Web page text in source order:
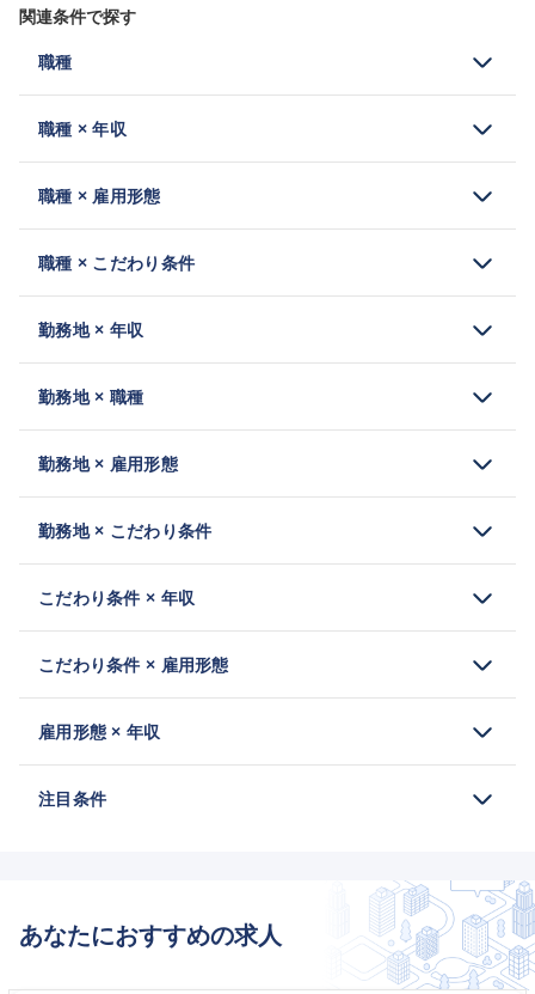
関連条件で探す
職種
職種 × 年収
職種 × 雇用形態
職種 × こだわり条件
勤務地 × 年収
勤務地 × 職種
勤務地 × 雇用形態
勤務地 × こだわり条件
こだわり条件 × 年収
こだわり条件 × 雇用形態
雇用形態 × 年収
注目条件
あなたにおすすめの求人